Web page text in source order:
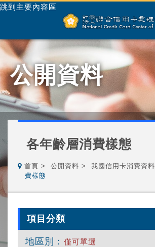
跳到主要內容區
公開資料
各年齡層消費樣態
首頁 公開資料 我國信用卡消費資料
費樣態
項目分類
地區別： 僅可單選